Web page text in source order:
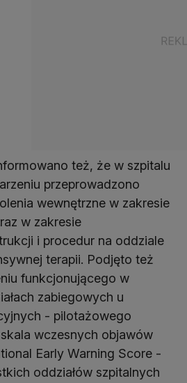
też, że w szpitalu
przeprowadzono
wewnętrzne w zakresie
w zakresie
i procedur na oddziale
terapii. Podjęto też
funkcjonującego w
zabiegowych u
- pilotażowego
wczesnych objawów
Early Warning Score -
oddziałów szpitalnych